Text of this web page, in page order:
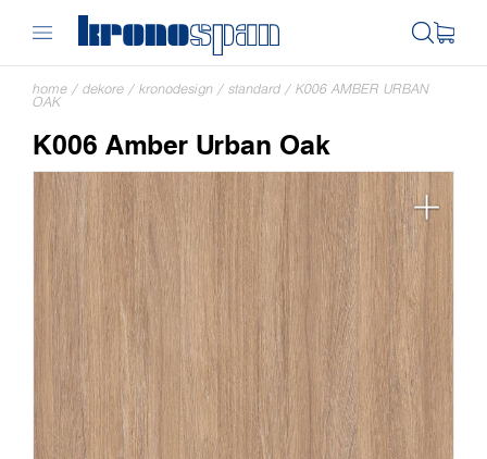
home / dekore / kronodesign / standard / K006 AMBER URBAN
OAK
K006 Amber Urban Oak